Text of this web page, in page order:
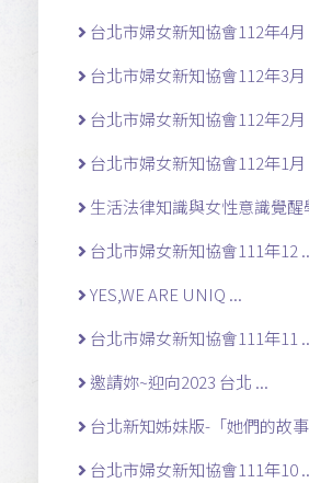
台北市婦女新知協會112年4月
台北市婦女新知協會112年3月
台北市婦女新知協會112年2月
台北市婦女新知協會112年1月
生活法律知識與女性意識覺醒
台北市婦女新知協會111年12
YES,WE ARE UNIQ ...
台北市婦女新知協會111年11
邀請妳~迎向2023 台北 ...
台北新知姊妹版-「她們的故
台北市婦女新知協會111年10